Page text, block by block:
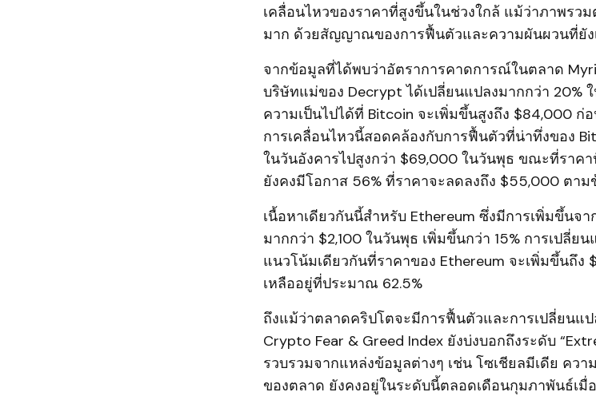
เคลื่อนไหวของราคาที่สูงขึ้นในช่วงใกล้ แม้ว่าภาพรว
มาก ด้วยสัญญาณของการฟื้นตัวและความผันผวนที่ยัง
จากข้อมูลที่ได้พบว่าอัตราการคาดการณ์ในตลาด
บริษัทแม่ของ Decrypt ได้เปลี่ยนแปลงมากกว่า 20%
ความเป็นไปได้ที่ Bitcoin จะเพิ่มขึ้นสูงถึง $84,000
การเคลื่อนไหวนี้สอดคล้องกับการฟื้นตัวที่น่าทึ่งของ
ในวันอังคารไปสูงกว่า $69,000 ในวันพุธ ขณะที่ราคา
ยังคงมีโอกาส 56% ที่ราคาจะลดลงถึง $55,000 ตา
เนื้อหาเดียวกันนี้สำหรับ Ethereum ซึ่งมีการเพิ่มขึ้นจ
มากกว่า $2,100 ในวันพุธ เพิ่มขึ้นกว่า 15% การเปลี่ย
แนวโน้มเดียวกันที่ราคาของ Ethereum จะเพิ่มขึ้นถึง
เหลืออยู่ที่ประมาณ 62.5%
ถึงแม้ว่าตลาดคริปโตจะมีการฟื้นตัวและการเปลี่ยนแ
Crypto Fear & Greed Index ยังบ่งบอกถึงระดับ
รวบรวมจากแหล่งข้อมูลต่างๆ เช่น โซเชียลมีเดีย คว
ของตลาด ยังคงอยู่ในระดับนี้ตลอดเดือนกุมภาพันธ์เมื่